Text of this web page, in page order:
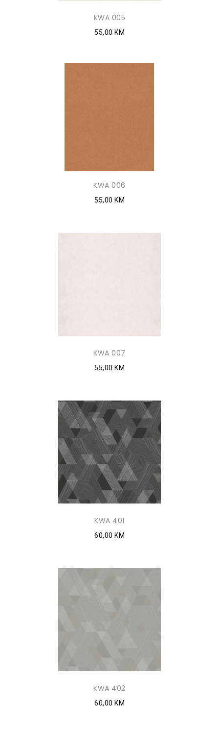
KWA 005
55,00 KM
KWA 006
55,00 KM
KWA 007
55,00 KM
KWA 401
60,00 KM
KWA 402
60,00 KM